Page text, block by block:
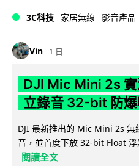
3C科技 家居無線 影音產品
Vin 1 日
DJI Mic Mini 2s
立錄音 32-bit 防
DJI 最新推出的 Mic Mini 2s 無
音，並首度下放 32-bit Float
閱讀全文